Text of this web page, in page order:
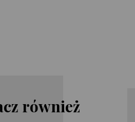
również
Tatiana de